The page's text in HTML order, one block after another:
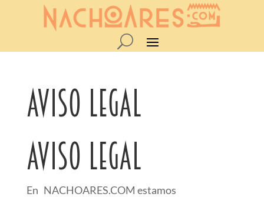
Aviso legal
AVISO LEGAL
En NACHOARES.COM estamos